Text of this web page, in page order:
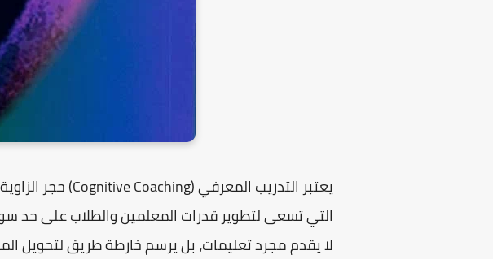
يعتبر التدريب المعرفي(Cognitive Coaching) حجر الزاوية في بناء المنظومات التعليمية الحديثة، حيث يمثل
التي تسعى لتطوير قدرات المعلمين والطلاب على حد
لا يقدم مجرد تعليمات، بل يرسم خارطة طريق لتحويل